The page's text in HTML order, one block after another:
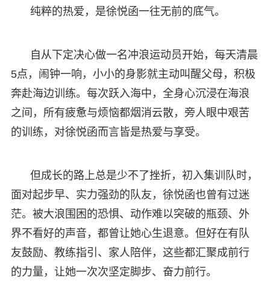
纯粹的热爱，是徐悦函一往无前的底气。
自从下定决心做一名冲浪运动员开始，每天清晨
5点，闹钟一响，小小的身影就主动叫醒父母，积极
奔赴海边训练。每次跃入海中，全身心沉浸在海浪
之间，所有疲惫与烦恼都烟消云散，旁人眼中艰苦
的训练，对徐悦函而言皆是热爱与享受。
但成长的路上总是少不了挫折，初入集训队时，
面对起步早、实力强劲的队友，徐悦函也曾有过迷
茫。被大浪围困的恐惧、动作难以突破的瓶颈、外
界不看好的声音，都曾让她心生退意。但好在有队
友鼓励、教练指引、家人陪伴，这些都汇聚成前行
的力量，让她一次次坚定脚步、奋力前行。